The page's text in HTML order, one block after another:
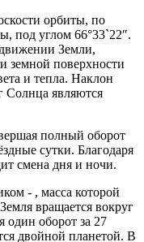
орбиты, по
под углом 66°33`22″.
Земли,
земной поверхности
и тепла. Наклон
Солнца являются
полный оборот
сутки. Благодаря
смена дня и ночи.
- , масса которой
вращается вокруг
один оборот за 27
двойной планетой. В